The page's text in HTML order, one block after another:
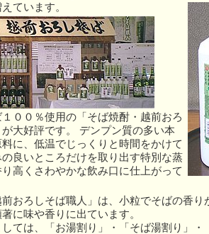
ています。
００％使用の「そば焼酎・越前おろ
が大好評です。 デンプン質の多い本
に、低温でじっくりと時間をかけて
良いところだけを取り出す特別な蒸
高くさわやかな飲み口に仕上がって
おろしそば職人」は、小粒でそばの香り
に味や香りに出ています。
ては、「お湯割り」・「そば湯割り」・